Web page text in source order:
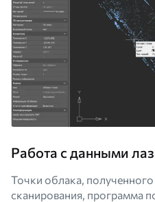
Работа с данными
Точки облака,
сканирования, программа